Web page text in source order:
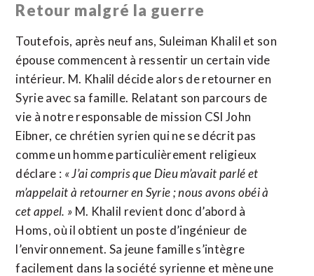
Retour malgré la guerre
Toutefois, après neuf ans, Suleiman Khalil et son
épouse commencent à ressentir un certain vide
intérieur. M. Khalil décide alors de retourner en
Syrie avec sa famille. Relatant son parcours de
vie à notre responsable de mission CSI John
Eibner, ce chrétien syrien qui ne se décrit pas
comme un homme particulièrement religieux
déclare : « J’ai compris que Dieu m’avait parlé et
m’appelait à retourner en Syrie ; nous avons obéi à
cet appel. » M. Khalil revient donc d’abord à
Homs, où il obtient un poste d’ingénieur de
l’environnement. Sa jeune famille s’intègre
facilement dans la société syrienne et mène une